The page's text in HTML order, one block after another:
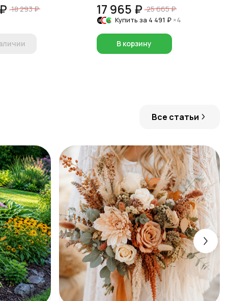
18 293 ₽ 17 965 ₽ 25 665 ₽
Купить за 4 491 ₽ ×4
В корзину
Все статьи